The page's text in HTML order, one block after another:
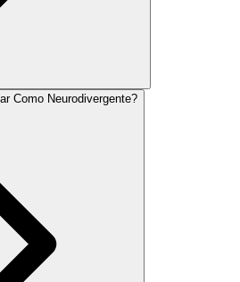
Como Neurodivergente?